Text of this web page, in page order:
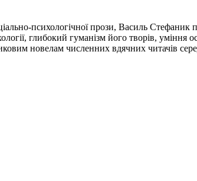
психологічної прози, Василь Стефаник
глибокий гуманізм його творів,
новелам численних вдячних читачів